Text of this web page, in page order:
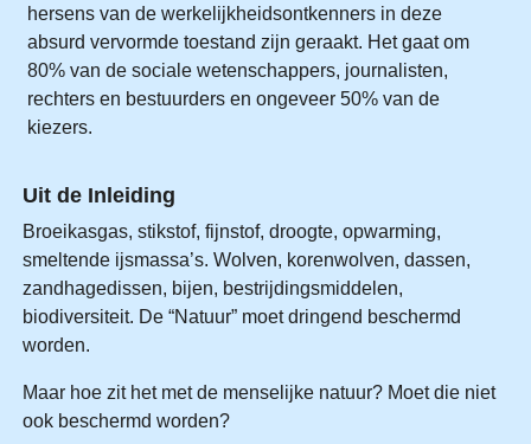
hersens van de werkelijk­heidsontkenners in deze
absurd vervormde toestand zijn geraakt. Het gaat om
80% van de sociale wetenschappers, jour­nalisten,
rechters en bestuurders en ongeveer 50% van de
kiezers.
Uit de Inleiding
Broeikasgas, stikstof, fijnstof, droogte, opwarming,
smeltende ijsmassa’s. Wolven, korenwolven, dassen,
zandhagedissen, bijen, bestrijdingsmiddelen,
biodiversiteit. De “Natuur” moet dringend beschermd
worden.
Maar hoe zit het met de menselijke natuur? Moet die niet
ook beschermd worden?